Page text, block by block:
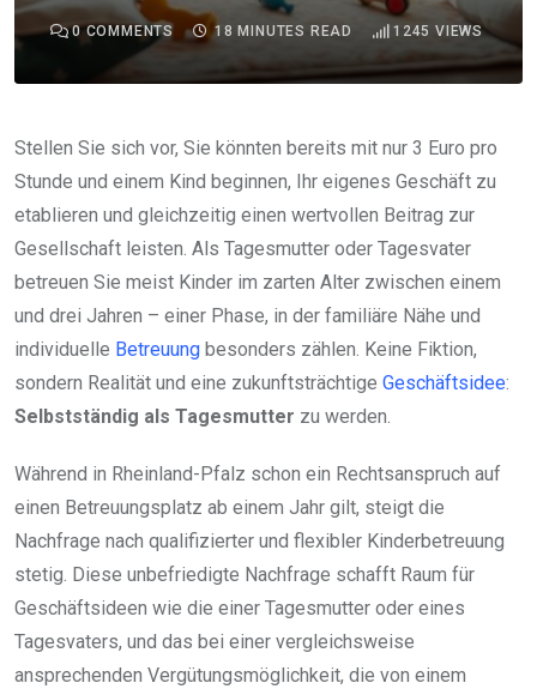
0COMMENTS 18 MINUTES READ 1245 VIEWS
Stellen Sie sich vor, Sie könnten bereits mit nur 3 Euro pro
Stunde und einem Kind beginnen, Ihr eigenes Geschäft zu
etablieren und gleichzeitig einen wertvollen Beitrag zur
Gesellschaft leisten. Als Tagesmutter oder Tagesvater
betreuen Sie meist Kinder im zarten Alter zwischen einem
und drei Jahren – einer Phase, in der familiäre Nähe und
individuelle Betreuung besonders zählen. Keine Fiktion,
sondern Realität und eine zukunftsträchtige Geschäftsidee:
Selbstständig als Tagesmutter zu werden.
Während in Rheinland-Pfalz schon ein Rechtsanspruch auf
einen Betreuungsplatz ab einem Jahr gilt, steigt die
Nachfrage nach qualifizierter und flexibler Kinderbetreuung
stetig. Diese unbefriedigte Nachfrage schafft Raum für
Geschäftsideen wie die einer Tagesmutter oder eines
Tagesvaters, und das bei einer vergleichsweise
ansprechenden Vergütungsmöglichkeit, die von einem